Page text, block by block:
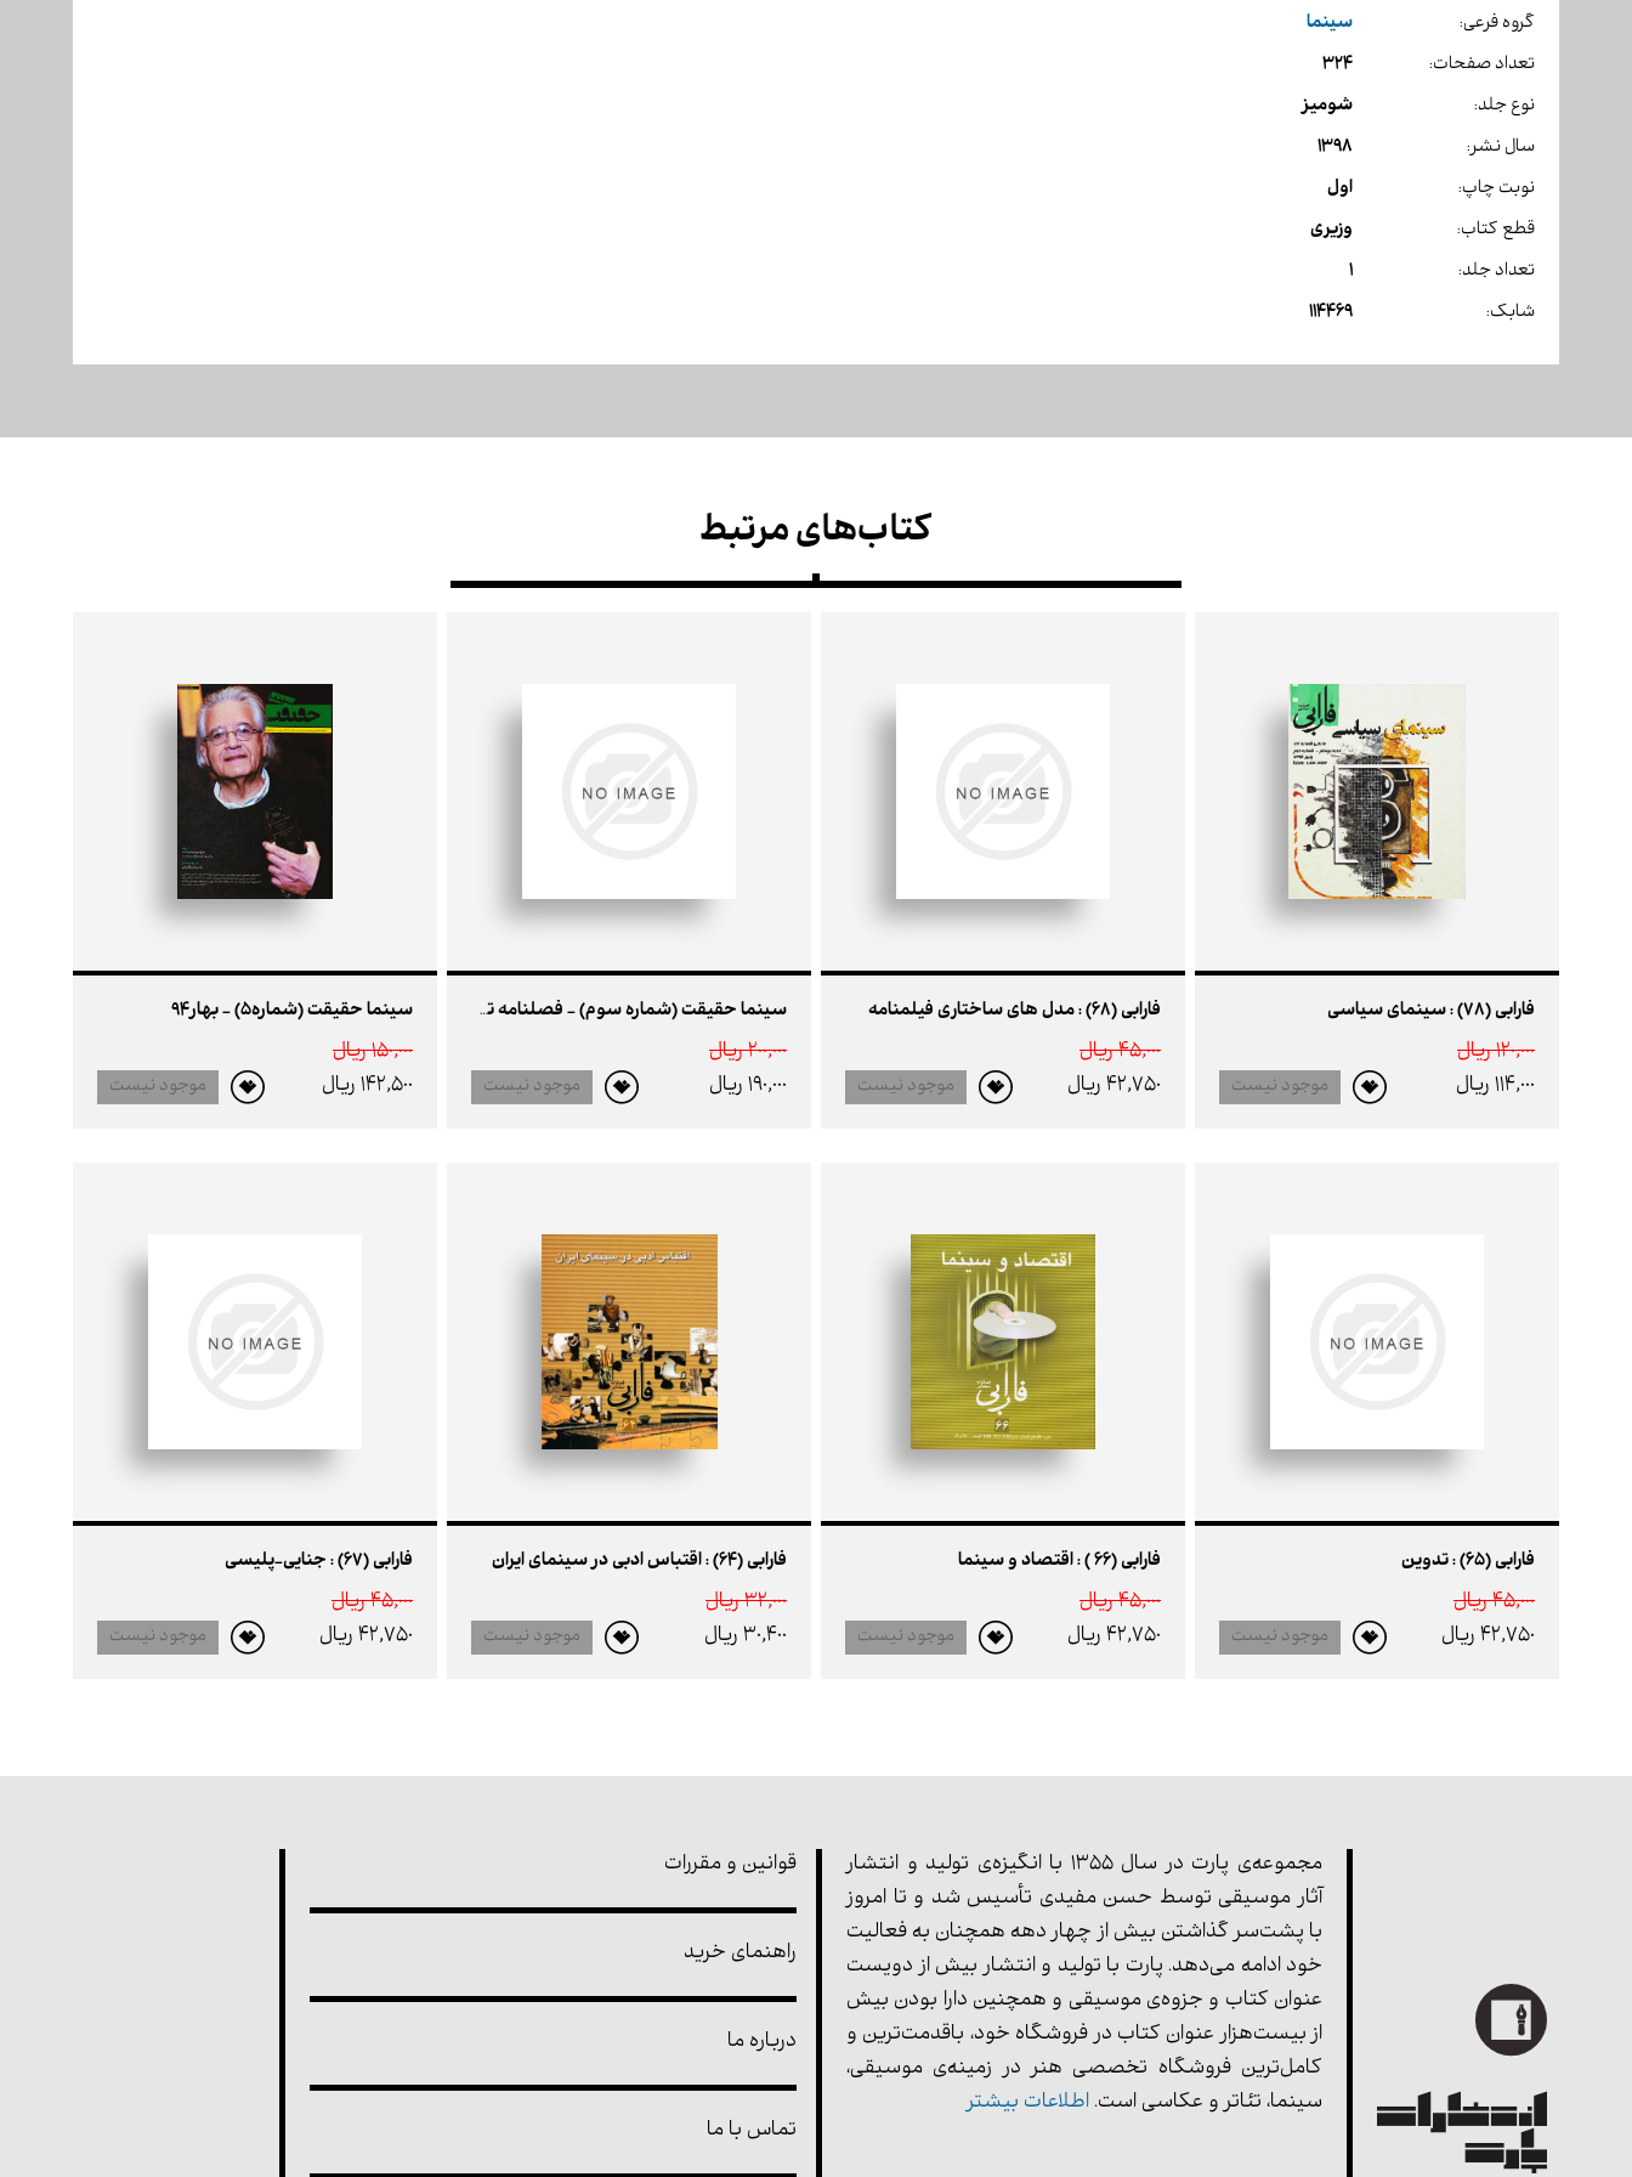
گروه فرعی: سینما
تعداد صفحات: 324
نوع جلد: شومیز
سال نشر: 1398
نوبت چاپ: اول
قطع کتاب: وزیری
تعداد جلد: 1
شابک: 114469
کتاب‌های مرتبط
فارابی (78) : سینمای سیاسی
120,000 ريال
114,000 ريال
موجود نیست
فارابی (68) : مدل های ساختاری فیلمنامه
45,000 ريال
42,750 ريال
موجود نیست
سینما حقیقت (شماره سوم) - فصلنامه تخصصی سینمای مستند - پاییز93
200,000 ريال
190,000 ريال
موجود نیست
سینما حقیقت (شماره5) - بهار94
150,000 ريال
142,500 ريال
موجود نیست
فارابی (65) : تدوین
45,000 ريال
42,750 ريال
موجود نیست
فارابی (66 ) : اقتصاد و سینما
45,000 ريال
42,750 ريال
موجود نیست
فارابی (64) : اقتباس ادبی در سینمای ایران
32,000 ريال
30,400 ريال
موجود نیست
فارابی (67) : جنایی-پلیسی
45,000 ريال
42,750 ريال
موجود نیست
مجموعه‌ی پارت در سال 1355 با انگیزه‌ی تولید و انتشار
آثار موسیقی توسط حسن مفیدی تأسیس شد و تا امروز
با پشت‌سر گذاشتن بیش از چهار دهه همچنان به فعالیت
خود ادامه می‌دهد. پارت با تولید و انتشار بیش از دویست
عنوان کتاب و جزوه‌ی موسیقی و همچنین دارا بودن بیش
از بیست‌هزار عنوان کتاب در فروشگاه خود، باقدمت‌ترین و
کامل‌ترین فروشگاه تخصصی هنر در زمینه‌ی موسیقی،
سینما، تئاتر و عکاسی است. اطلاعات بیشتر
قوانین و مقررات
راهنمای خرید
درباره ما
تماس با ما